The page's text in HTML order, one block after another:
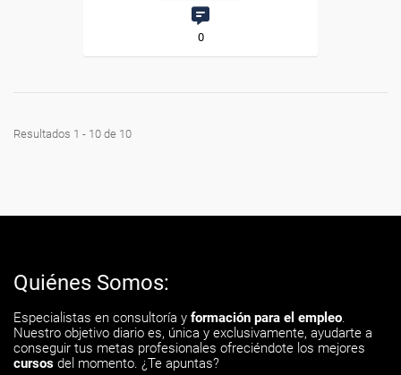
0
Resultados 1 - 10 de 10
Quiénes Somos:
Especialistas en consultoría y formación para el empleo.
Nuestro objetivo diario es, única y exclusivamente, ayudarte a
conseguir tus metas profesionales ofreciéndote los mejores
cursos del momento. ¿Te apuntas?